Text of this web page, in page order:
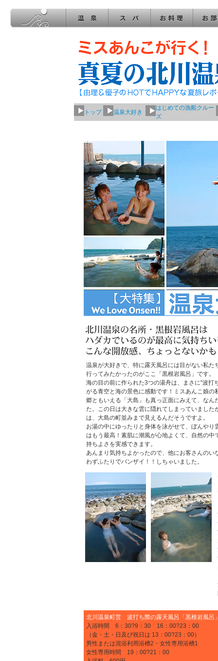
トップ 温泉大好き
はじめての漁船クルー
ズ
温泉が大好きで、特に露天風呂には目がない私た
行ってみたかったのがここ「黒根岩風呂」です。
海の目の前に作られた3つの湯舟は、まさに“波打
がる青空と海の景色に感動です！ミスあんこ娘の
郷ともいえる「大島」も真っ正面にみえて、なん
た。この日は大きな雲に隠れてしまっていました
は、大島の町並みまで見えるんだそうですよ。
お湯の中にゆったりと身体を泳がせて、ぼんやり
はもう最高！素肌に潮風が心地よくて、自然の中
持ちよさを実感できます。
あんまり気持ちよかったので、他にお客さんのい
わずふたりでバンザイ！！しちゃいました。
北川温泉町営 波打ち際の露天風呂「黒根岩風呂
入浴時間 6：30?9：30 16：00?23：00
（金・土・日及び祝日は 13：00?23：00）
男性または混浴利用浴槽2・女性専用浴槽1
女性専用時間 19：00?21：00